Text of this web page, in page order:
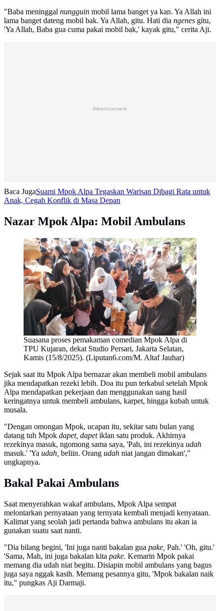
"Baba meninggal nungguin mobil lama banget ya kan. Ya Allah ini
lama banget dateng mobil bak. Ya Allah, gitu. Hati dia ngenes gitu,
'Ya Allah, Baba gua cuma pakai mobil bak,' kayak gitu," cerita Aji.
Advertisement
Baca JugaSuami Mpok Alpa Tegaskan Warisan Dibagi Rata untuk
Anak, Cegah Konflik di Masa Depan
Nazar Mpok Alpa: Mobil Ambulans
Suasana proses pemakaman comedian Mpok Alpa di
TPU Kujaran, dekat Studio Persari, Jakarta Selatan,
Kamis (15/8/2025). (Liputan6.com/M. Altaf Jauhar)
Sejak saat itu Mpok Alpa bernazar akan membeli mobil ambulans
jika mendapatkan rezeki lebih. Doa itu pun terkabul setelah Mpok
Alpa mendapatkan pekerjaan dan menggunakan uang hasil
keringatnya untuk membeli ambulans, karpet, hingga kubah untuk
musala.
"Dengan omongan Mpok, ucapan itu, sekitar satu bulan yang
datang tuh Mpok dapet, dapetiklan satu produk. Akhirnya
rezekinya masuk, ngomong sama saya, 'Pah, ini rezekinya udah
masuk.' 'Ya udah, beliin. Orang udah niat jangan dimakan',"
ungkapnya.
Bakal Pakai Ambulans
Saat menyerahkan wakaf ambulans, Mpok Alpa sempat
melontarkan pernyataan yang ternyata kembali menjadi kenyataan.
Kalimat yang seolah jadi pertanda bahwa ambulans itu akan ia
gunakan suatu saat nanti.
"Dia bilang begini, 'Ini juga nanti bakalan gua pake, Pah.' 'Oh, gitu.'
'Sama, Mah, ini juga bakalan kita pake. Kemarin Mpok pakai
memang dia udah niat begitu. Disiapin mobil ambulans yang bagus
juga saya nggak kasih. Memang pesannya gitu, 'Mpok bakalan naik
itu," pungkas Aji Darmaji.